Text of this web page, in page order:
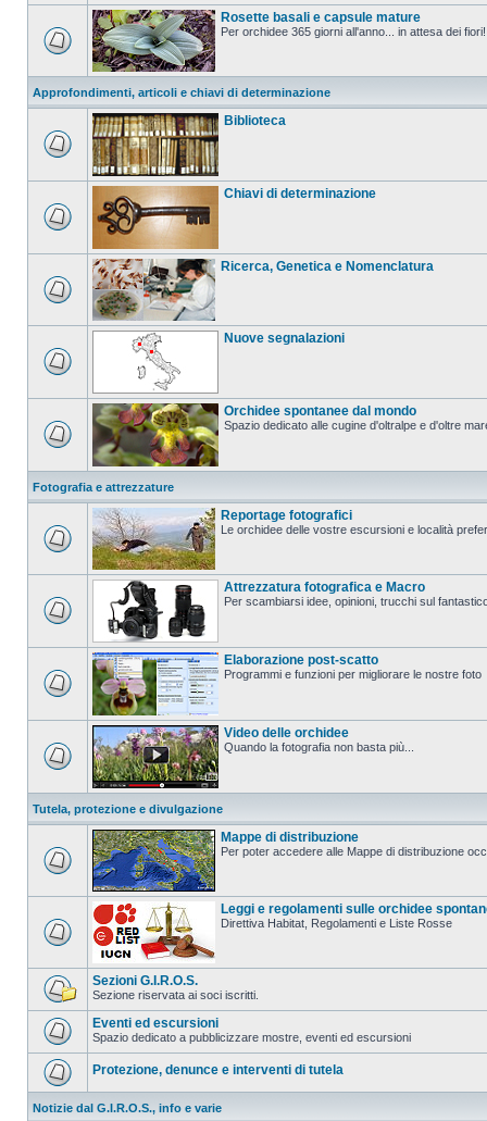
Rosette basali e capsule mature
Per orchidee 365 giorni all'anno... in attesa dei fiori!
Approfondimenti, articoli e chiavi di determinazione
Biblioteca
Chiavi di determinazione
Ricerca, Genetica e Nomenclatura
Nuove segnalazioni
Orchidee spontanee dal mondo
Spazio dedicato alle cugine d'oltralpe e d'oltre
Fotografia e attrezzature
Reportage fotografici
Le orchidee delle vostre escursioni e località
Attrezzatura fotografica e Macro
Per scambiarsi idee, opinioni, trucchi sul
Elaborazione post-scatto
Programmi e funzioni per migliorare le nostre foto
Video delle orchidee
Quando la fotografia non basta più...
Tutela, protezione e divulgazione
Mappe di distribuzione
Per poter accedere alle Mappe di distribuzione
Leggi e regolamenti sulle orchidee
Direttiva Habitat, Regolamenti e Liste Rosse
Sezioni G.I.R.O.S.
Sezione riservata ai soci iscritti.
Eventi ed escursioni
Spazio dedicato a pubblicizzare mostre, eventi ed escursioni
Protezione, denunce e interventi di tutela
Notizie dal G.I.R.O.S., info e varie